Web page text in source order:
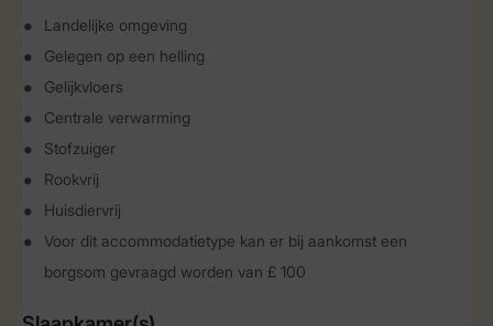
Landelijke omgeving
Gelegen op een helling
Gelijkvloers
Centrale verwarming
Stofzuiger
Rookvrij
Huisdiervrij
Voor dit accommodatietype kan er bij aankomst een
borgsom gevraagd worden van £ 100